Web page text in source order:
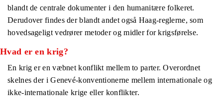
blandt de centrale dokumenter i den humanitære folkeret.
Derudover findes der blandt andet også Haag-reglerne, som
hovedsageligt vedrører metoder og midler for krigsførelse.
Hvad er en krig?
En krig er en væbnet konflikt mellem to parter. Overordnet
skelnes der i Genevé-konventionerne mellem internationale og
ikke-internationale krige eller konflikter.